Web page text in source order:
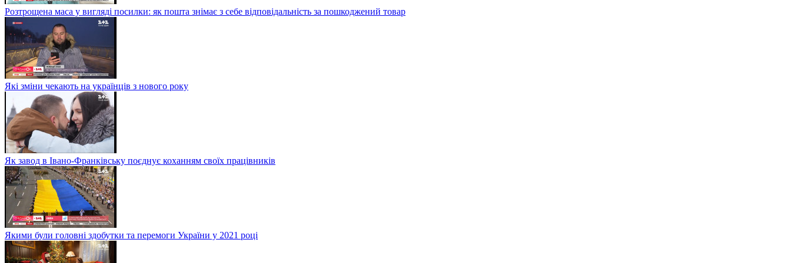
Розтрощена маса у вигляді посилки: як пошта знімає з себе відповідальність за пошкоджений товар
Які зміни чекають на українців з нового року
Як завод в Івано-Франківську поєднує коханням своїх працівників
Якими були головні здобутки та перемоги України у 2021 році